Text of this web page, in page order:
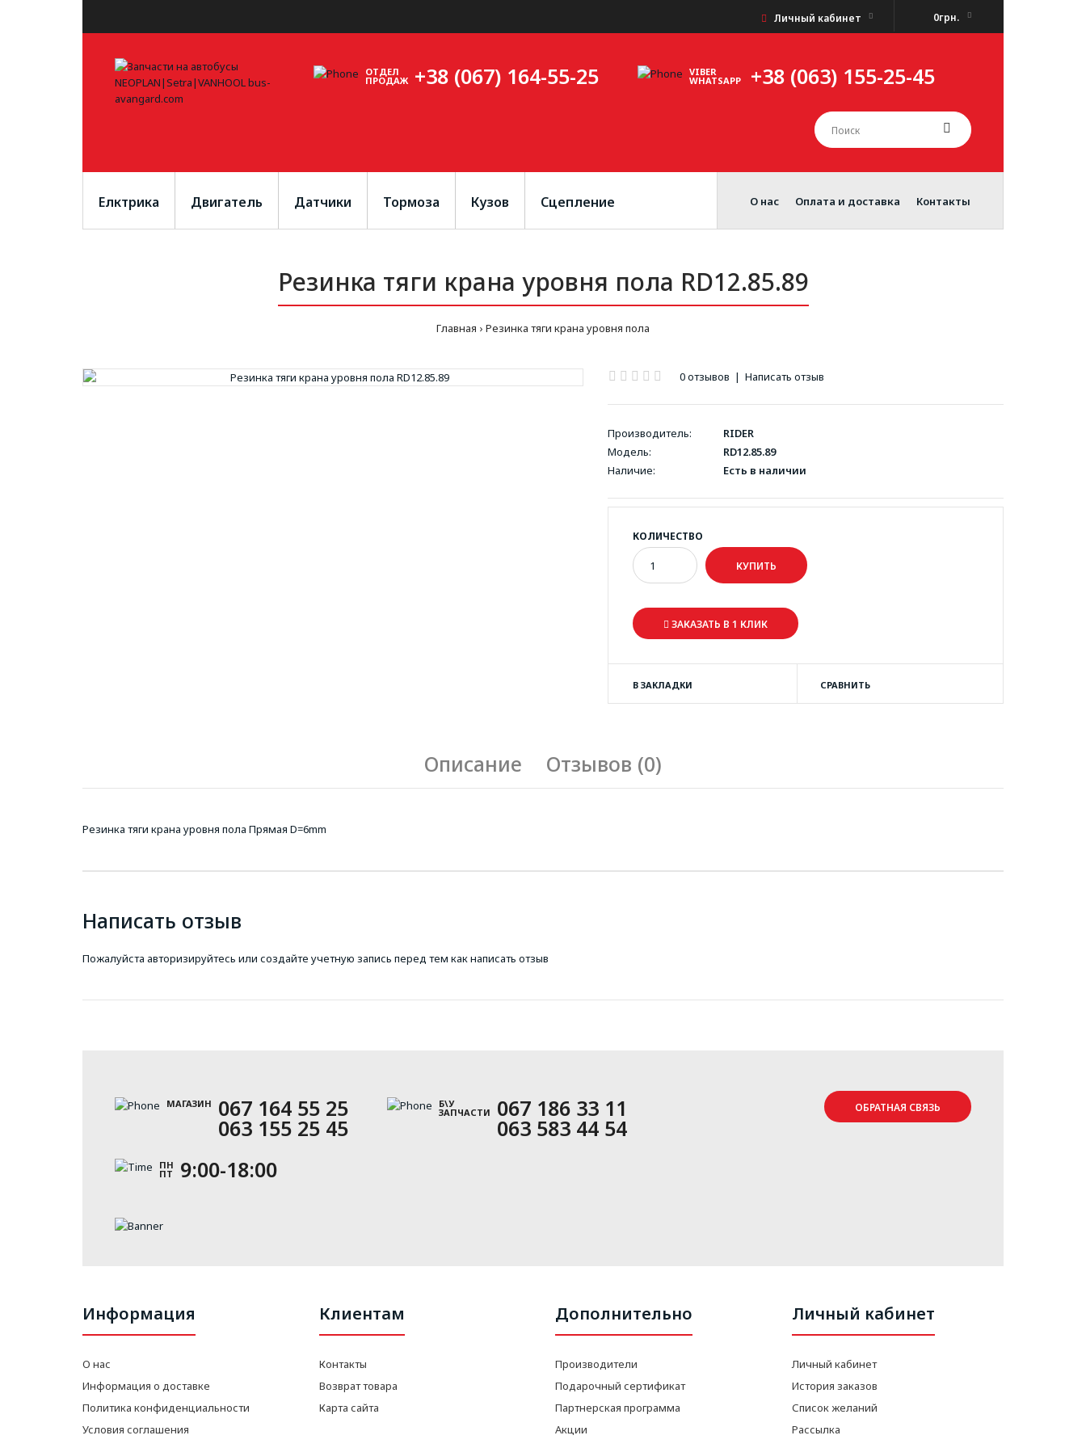
0грн.
Личный кабинет
ОТДЕЛ
ПРОДАЖ +38 (067) 164-55-25 VIBER
WHATSAPP +38 (063) 155-25-45
Елктрика Двигатель Датчики Тормоза Кузов Сцепление Контакты
Оплата и доставка
О нас
Резинка тяги крана уровня пола RD12.85.89
Главная Резинка тяги крана уровня пола
0 отзывов | Написать отзыв
Производитель:
RIDER
Модель:
RD12.85.89
Наличие:
Есть в наличии
КОЛИЧЕСТВО
ЗАКАЗАТЬ В 1 КЛИК
В ЗАКЛАДКИ СРАВНИТЬ
Описание Отзывов (0)
Резинка тяги крана уровня пола Прямая D=6mm
Написать отзыв
Пожалуйста авторизируйтесь или создайте учетную запись перед тем как написать отзыв
ОБРАТНАЯ СВЯЗЬ
МАГАЗИН 067 164 55 25
063 155 25 45
Б\У
ЗАПЧАСТИ 067 186 33 11
063 583 44 54
ПН
ПТ 9:00-18:00
Информация
О нас
Информация о доставке
Политика конфиденциальности
Условия соглашения
Клиентам
Контакты
Возврат товара
Карта сайта
Дополнительно
Производители
Подарочный сертификат
Партнерская программа
Акции
Личный кабинет
Личный кабинет
История заказов
Список желаний
Рассылка